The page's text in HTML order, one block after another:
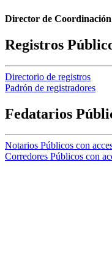
Director de
Registros
Directorio de registros
Padrón de registradores
Fedatarios
Notarios Públicos con
Corredores Públicos con